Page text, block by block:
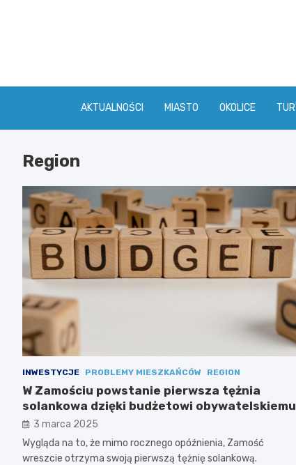
AKTUALNOŚCI MIASTO OKOLICE
Region
INWESTYCJE PROBLEMY MIESZKAŃCÓW REGION
W Zamościu powstanie pierwsza tężnia
solankowa dzięki budżetowi obywatelskiemu
3 marca 2025
Wygląda na to, że mimo rocznego opóźnienia, Zamość
wreszcie otrzyma swoją pierwszą tężnię solankową.